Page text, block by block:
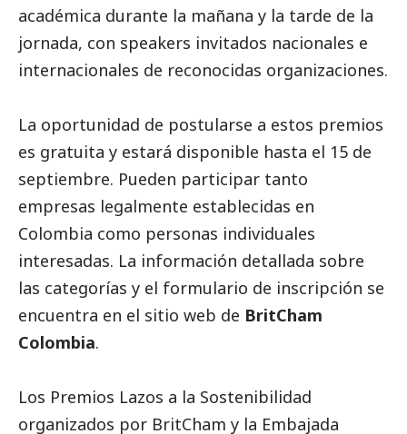
académica durante la mañana y la tarde de la
jornada, con speakers invitados nacionales e
internacionales de reconocidas organizaciones.
La oportunidad de postularse a estos premios
es gratuita y estará disponible hasta el 15 de
septiembre. Pueden participar tanto
empresas legalmente establecidas en
Colombia como personas individuales
interesadas. La información detallada sobre
las categorías y el formulario de inscripción se
encuentra en el sitio web de BritCham
Colombia.
Los Premios Lazos a la Sostenibilidad
organizados por BritCham y la Embajada